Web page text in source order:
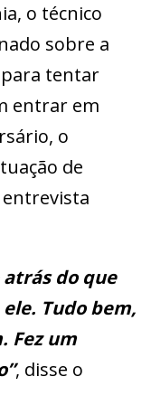
o técnico
sobre a
tentar
entrar em
o
de
atrás do que
Tudo bem,
Fez um
, disse o